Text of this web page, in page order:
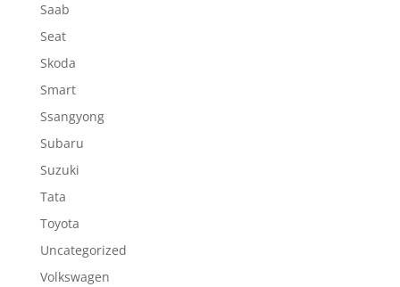
Saab
Seat
Skoda
Smart
Ssangyong
Subaru
Suzuki
Tata
Toyota
Uncategorized
Volkswagen